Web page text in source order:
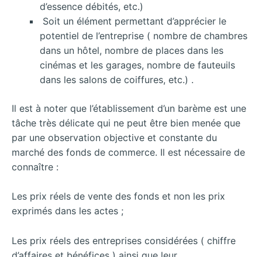
d’essence débités, etc.)
Soit un élément permettant d’apprécier le
potentiel de l’entreprise ( nombre de chambres
dans un hôtel, nombre de places dans les
cinémas et les garages, nombre de fauteuils
dans les salons de coiffures, etc.) .
Il est à noter que l’établissement d’un barème est une
tâche très délicate qui ne peut être bien menée que
par une observation objective et constante du
marché des fonds de commerce. Il est nécessaire de
connaître :
Les prix réels de vente des fonds et non les prix
exprimés dans les actes ;
Les prix réels des entreprises considérées ( chiffre